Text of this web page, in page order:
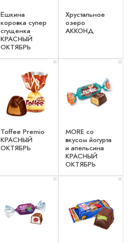
Ёшкина
коровка супер
сгущенка
КРАСНЫЙ
ОКТЯБРЬ
Хрустальное
озеро
АККОНД
x 1
Toffee Premio
КРАСНЫЙ
ОКТЯБРЬ
x 1
MORE со
вкусом йогурта
и апельсина
КРАСНЫЙ
ОКТЯБРЬ
x 1 x 1